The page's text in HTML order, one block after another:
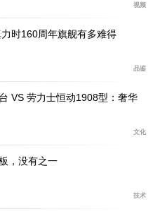
有别于其他款式，在深灰
像是流淌着的金箔，带给
视频
时160周年旗舰有多难得
品鉴
VS 劳力士恒动1908型：奢华
文化
，没有之一
技术